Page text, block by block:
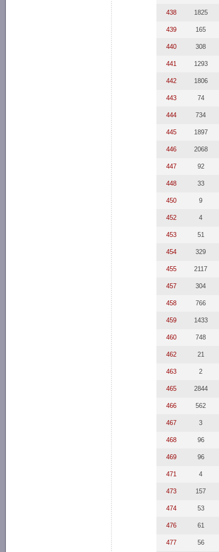
438 1825
439 165
440 308
441 1293
442 1806
443 74
444 734
445 1897
446 2068
447 92
448 33
450 9
452 4
453 51
454 329
455 2117
457 304
458 766
459 1433
460 748
462 21
463 2
465 2844
466 562
467 3
468 96
469 96
471 4
473 157
474 53
476 61
477 56